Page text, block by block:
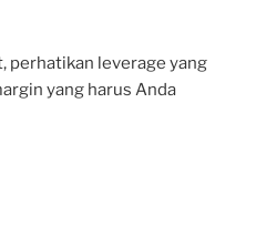
perhatikan leverage yang
yang harus Anda